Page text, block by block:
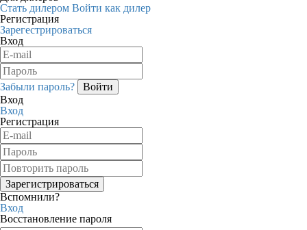
Стать дилером Войти как дилер
Регистрация
Зарегестрироваться
Вход
Забыли пароль?
Вход
Вход
Регистрация
Вспомнили?
Вход
Восстановление пароля